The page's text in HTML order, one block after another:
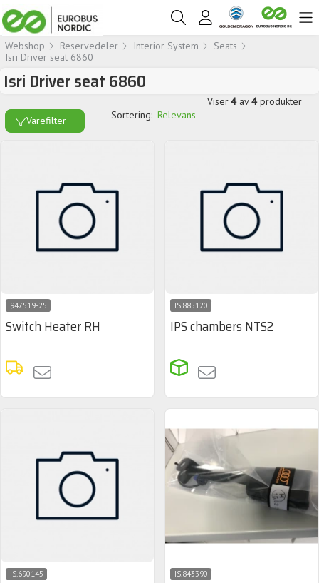
Webshop Reservedeler Interior System
Seats
Isri Driver seat 6860
Isri Driver seat 6860
Varefilter Sortering: Relevans
Viser4 av4 produkter
947519-25
Switch Heater RH
IS.885120
IPS chambers NTS2
IS.690145 IS.843390